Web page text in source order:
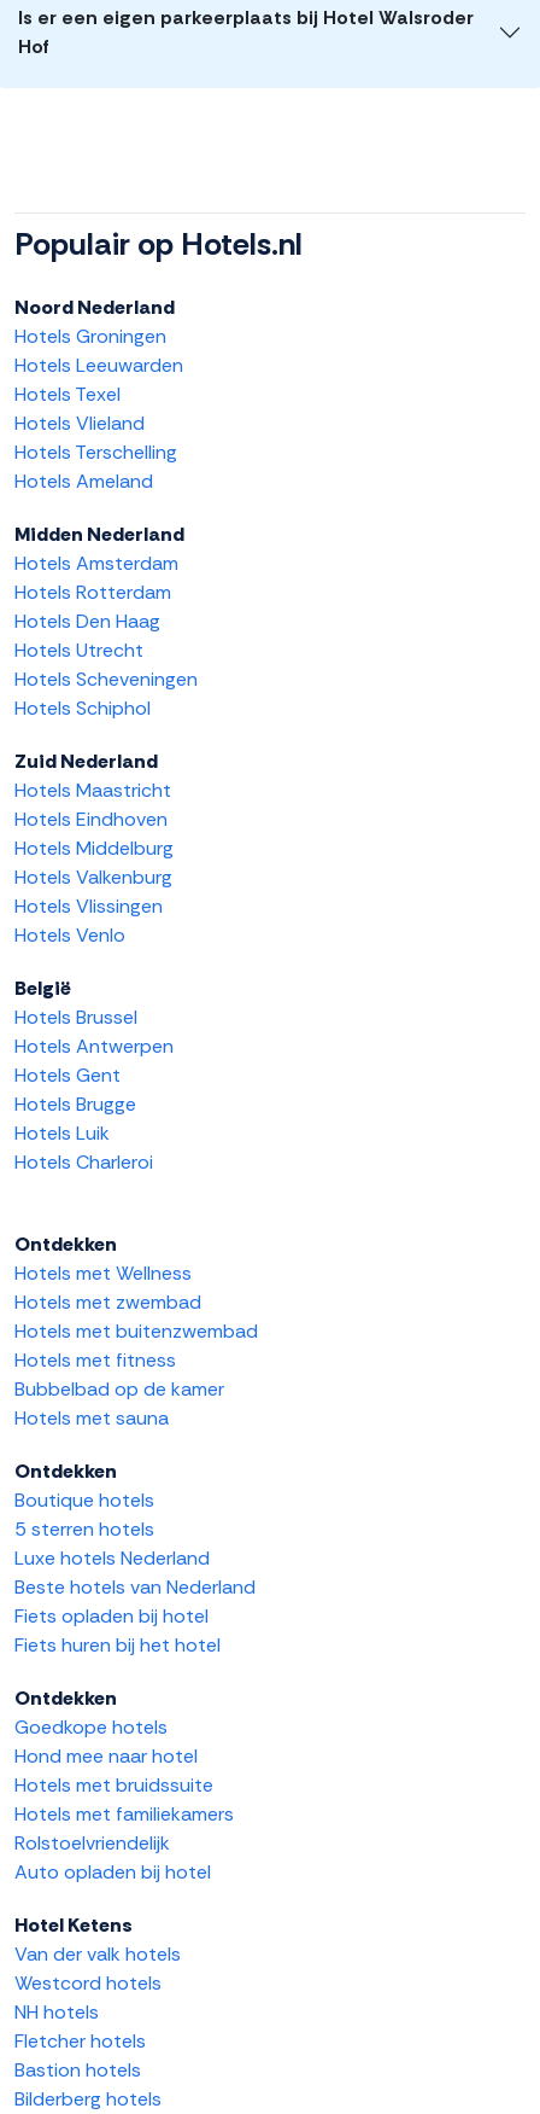
Is er een eigen parkeerplaats bij Hotel Walsroder
Hof
Populair op Hotels.nl
Noord Nederland
Hotels Groningen
Hotels Leeuwarden
Hotels Texel
Hotels Vlieland
Hotels Terschelling
Hotels Ameland
Midden Nederland
Hotels Amsterdam
Hotels Rotterdam
Hotels Den Haag
Hotels Utrecht
Hotels Scheveningen
Hotels Schiphol
Zuid Nederland
Hotels Maastricht
Hotels Eindhoven
Hotels Middelburg
Hotels Valkenburg
Hotels Vlissingen
Hotels Venlo
België
Hotels Brussel
Hotels Antwerpen
Hotels Gent
Hotels Brugge
Hotels Luik
Hotels Charleroi
Ontdekken
Hotels met Wellness
Hotels met zwembad
Hotels met buitenzwembad
Hotels met fitness
Bubbelbad op de kamer
Hotels met sauna
Ontdekken
Boutique hotels
5 sterren hotels
Luxe hotels Nederland
Beste hotels van Nederland
Fiets opladen bij hotel
Fiets huren bij het hotel
Ontdekken
Goedkope hotels
Hond mee naar hotel
Hotels met bruidssuite
Hotels met familiekamers
Rolstoelvriendelijk
Auto opladen bij hotel
Hotel Ketens
Van der valk hotels
Westcord hotels
NH hotels
Fletcher hotels
Bastion hotels
Bilderberg hotels